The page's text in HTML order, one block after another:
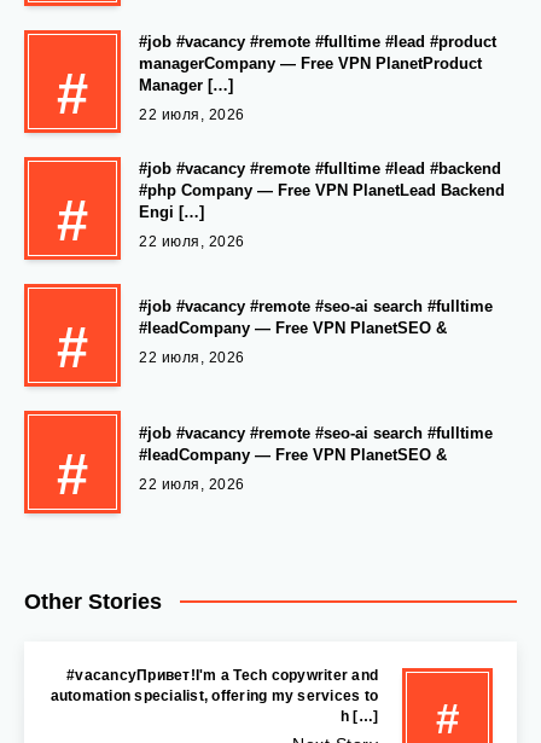
#
#job #vacancy #remote #fulltime #lead #product
managerCompany — Free VPN PlanetProduct
Manager […]
22 июля, 2026
#
#job #vacancy #remote #fulltime #lead #backend
#php Company — Free VPN PlanetLead Backend
Engi […]
22 июля, 2026
#
#job #vacancy #remote #seo-ai search #fulltime
#leadCompany — Free VPN PlanetSEO &
22 июля, 2026
#
#job #vacancy #remote #seo-ai search #fulltime
#leadCompany — Free VPN PlanetSEO &
22 июля, 2026
Other Stories
#
#vacancyПривет!I'm a Tech copywriter and
automation specialist, offering my services to
h […]